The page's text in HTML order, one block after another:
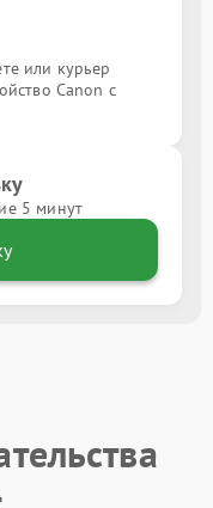
или курьер
Canon с
5 минут